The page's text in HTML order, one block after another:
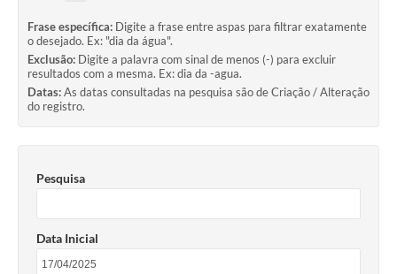
PLANO ANUAL DE CONTRATAÇÕES (PAC)
Contato
TCE/RS
Ordem de Serviços
Prestação de Contas
Serviços e Informações Online
Frase específica: Digite a frase entre aspas para filtrar exatamente
o desejado. Ex: "dia da água".
Exclusão: Digite a palavra com sinal de menos (-) para excluir
resultados com a mesma. Ex: dia da -agua.
Datas:As datas consultadas na pesquisa são de Criação / Alteração
do registro.
Pesquisa
Data Inicial